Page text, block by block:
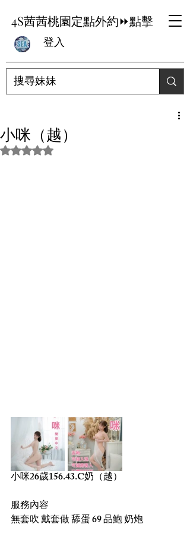
4S茜茜桃園定點外約⏩點擊
登入
小咪（越）
評等為 NaN（最高為 5 顆星）。
小咪26歲156.43.C奶（越）
服務內容
無套吹 戴套做 舔蛋 69 品鮑 奶炮